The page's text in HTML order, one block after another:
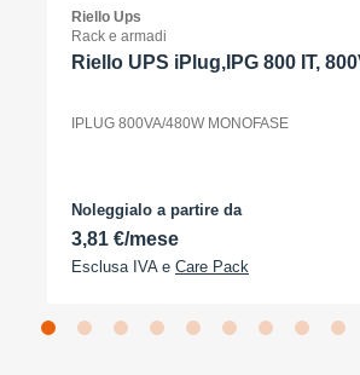
Riello Ups
Rack e armadi
Riello UPS iPlug,IPG 800 IT,
IPLUG 800VA/480W MONOFASE
Noleggialo a partire da
3,81 €/mese
Esclusa IVA e Care Pack